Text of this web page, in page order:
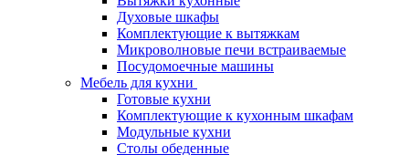
Духовые шкафы
Комплектующие к вытяжкам
Микроволновые печи встраиваемые
Посудомоечные машины
Мебель для кухни
Готовые кухни
Комплектующие к кухонным шкафам
Модульные кухни
Столы обеденные